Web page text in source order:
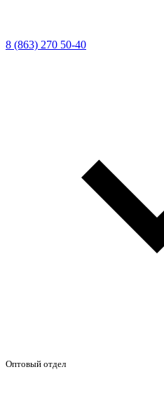
8 (863) 270 50-40
Оптовый отдел